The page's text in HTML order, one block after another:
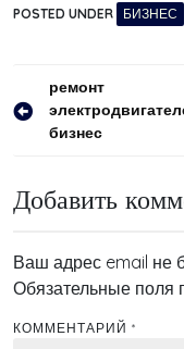
POSTED UNDER БИЗНЕС
Навигация
по
ремонт
бизнес
Добавить
Ваш адрес email не
Обязательные поля
КОММЕНТАРИЙ *